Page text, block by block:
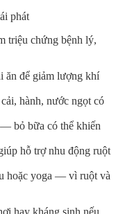
phát
triệu chứng bệnh lý,
ăn để giảm lượng khí
hành, nước ngọt có
bỏ bữa có thể khiến
hỗ trợ nhu động ruột
hoặc yoga — vì ruột và